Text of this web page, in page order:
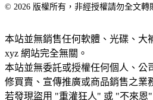
© 2026 版權所有，非經授權請勿全文轉
本站並無銷售任何軟體、光碟、大
xyz 網站完全無關。
本站並無委託或授權任何個人、公
修買賣、宣傳推廣或商品銷售之業
若發現盜用 "重灌狂人" 或 "不來恩